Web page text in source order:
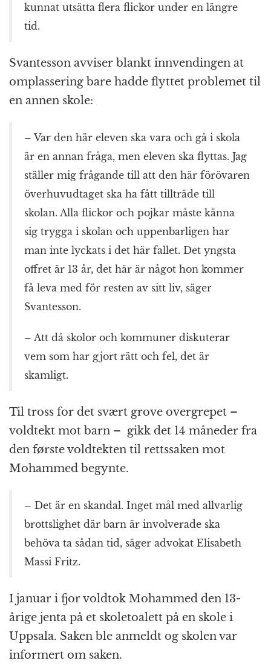
kunnat utsätta flera flickor under en längre
tid.
Svantesson avviser blankt innvendingen at
omplassering bare hadde flyttet problemet til
en annen skole:
– Var den här eleven ska vara och gå i skola
är en annan fråga, men eleven ska flyttas. Jag
ställer mig frågande till att den här förövaren
överhuvudtaget ska ha fått tillträde till
skolan. Alla flickor och pojkar måste känna
sig trygga i skolan och uppenbarligen har
man inte lyckats i det här fallet. Det yngsta
offret är 13 år, det här är något hon kommer
få leva med för resten av sitt liv, säger
Svantesson.
– Att då skolor och kommuner diskuterar
vem som har gjort rätt och fel, det är
skamligt.
Til tross for det svært grove overgrepet –
voldtekt mot barn – gikk det 14 måneder fra
den første voldtekten til rettssaken mot
Mohammed begynte.
– Det är en skandal. Inget mål med allvarlig
brottslighet där barn är involverade ska
behöva ta sådan tid, säger advokat Elisabeth
Massi Fritz.
I januar i fjor voldtok Mohammed den 13-
årige jenta på et skoletoalett på en skole i
Uppsala. Saken ble anmeldt og skolen var
informert om saken.